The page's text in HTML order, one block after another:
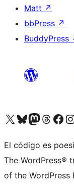
Matt ↗
bbPress ↗
BuddyPress
Visita nuestra cuenta de X (anteriormente Twitter)
Visita nuestra cuenta de Bluesky
Visita nuestra cuenta de
Visita nuestra cuenta
Visita
El código es
The WordPress®
of the WordPress